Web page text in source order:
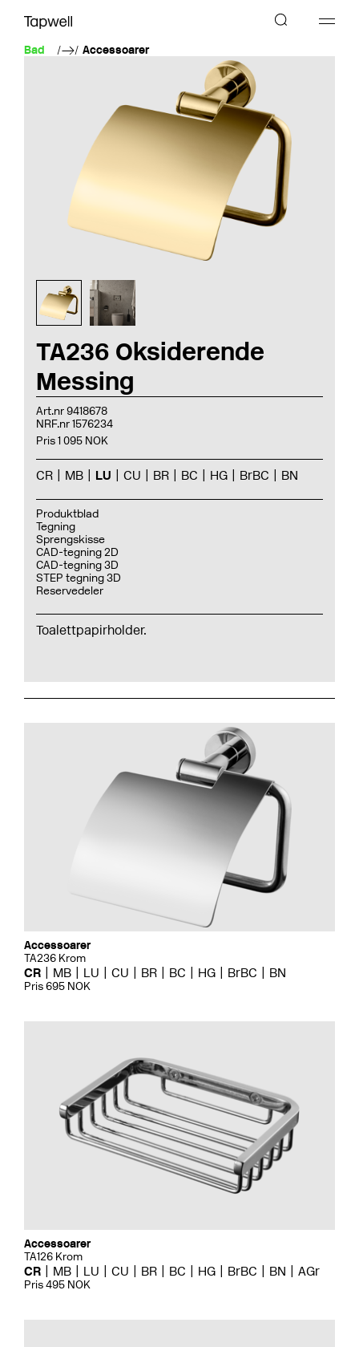
Bad Accessoarer
TA236 Oksiderende
Messing
Art.nr 9418678
NRF.nr 1576234
Pris 1 095 NOK
CR MB LU CU BR BC HG BrBC BN
Produktblad
Tegning
Sprengskisse
CAD-tegning 2D
CAD-tegning 3D
STEP tegning 3D
Reservedeler
Toalettpapirholder.
Accessoarer
TA236 Krom
CR MB LU CU BR BC HG BrBC BN
Pris 695 NOK
Accessoarer
TA126 Krom
CR MB LU CU BR BC HG BrBC BN AGr
Pris 495 NOK